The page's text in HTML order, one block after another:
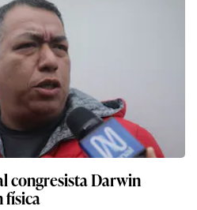
congresista Darwin
física